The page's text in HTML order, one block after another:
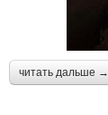
читать дальше →